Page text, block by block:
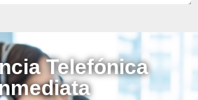
Telefónica